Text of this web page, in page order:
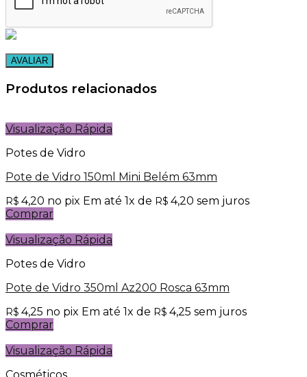
Produtos relacionados
Visualização Rápida
Potes de Vidro
Pote de Vidro 150ml Mini Belém 63mm
R$ 4,20 no pix Em até 1x de R$ 4,20 sem juros
Comprar
Visualização Rápida
Potes de Vidro
Pote de Vidro 350ml Az200 Rosca 63mm
R$ 4,25 no pix Em até 1x de R$ 4,25 sem juros
Comprar
Visualização Rápida